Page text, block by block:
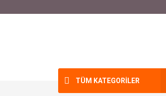
TÜM KATEGORİLER